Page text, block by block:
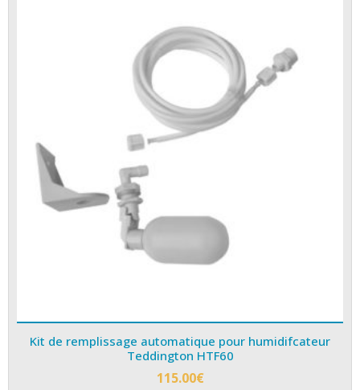
Kit de remplissage automatique pour humidifcateur
Teddington HTF60
115.00€